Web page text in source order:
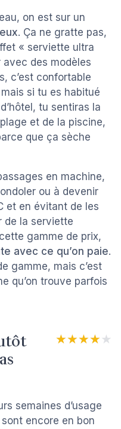
on est sur un
. Ça ne gratte pas,
« serviette ultra
avec des modèles
c’est confortable
si tu es habitué
tu sentiras la
et de la piscine,
que ça sèche
en machine,
ou à devenir
et en évitant de les
de la serviette
gamme de prix,
avec ce qu’on paie.
gamme, mais c’est
qu’on trouve parfois
★★★★★
★★★★★
semaines d’usage
encore en bon